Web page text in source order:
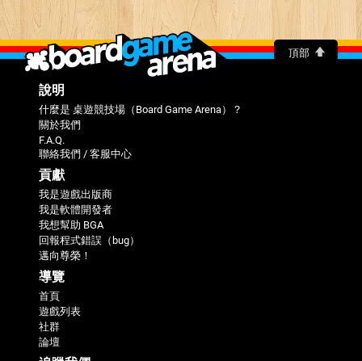
頂部
說明
什麼是 桌遊競技場（Board Game Arena）？
關於我們
F.A.Q.
聯絡我們 / 客服中心
貢獻
我是遊戲出版商
我是軟體開發者
我想幫助 BGA
回報程式錯誤（bug）
邁向尊榮！
導覽
首頁
遊戲列表
社群
論壇